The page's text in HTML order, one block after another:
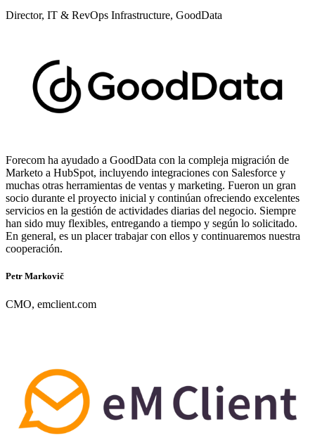
Director, IT & RevOps Infrastructure, GoodData
Forecom ha ayudado a GoodData con la compleja migración de
Marketo a HubSpot, incluyendo integraciones con Salesforce y
muchas otras herramientas de ventas y marketing. Fueron un gran
socio durante el proyecto inicial y continúan ofreciendo excelentes
servicios en la gestión de actividades diarias del negocio. Siempre
han sido muy flexibles, entregando a tiempo y según lo solicitado.
En general, es un placer trabajar con ellos y continuaremos nuestra
cooperación.
Petr Markovič
CMO, emclient.com